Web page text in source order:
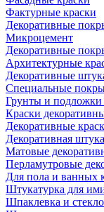
Фактурные краски
Декоративные
Микроцемент
Декоративные
Архитектурные
Декоративные
Специальные
Грунты и подложки
Краски
Декоративные
Декоративная
Матовые
Перламутровые
Для пола и ванных
Штукатурка для
Шпаклевка и